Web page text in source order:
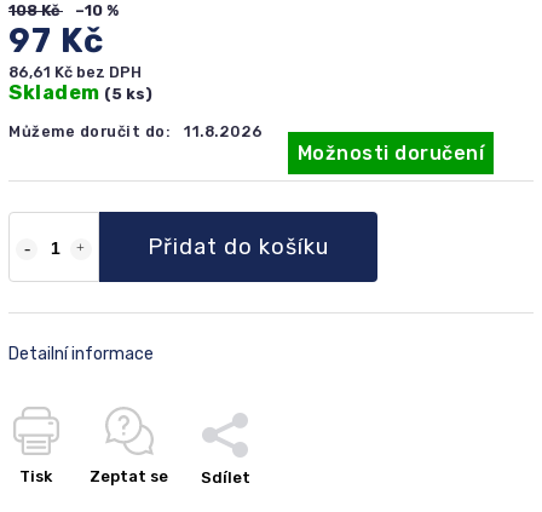
108 Kč –10 %
97 Kč
86,61 Kč bez DPH
Skladem (5 ks)
Můžeme doručit do: 11.8.2026
Možnosti doručení
Přidat do košíku
Detailní informace
Tisk Zeptat se Sdílet